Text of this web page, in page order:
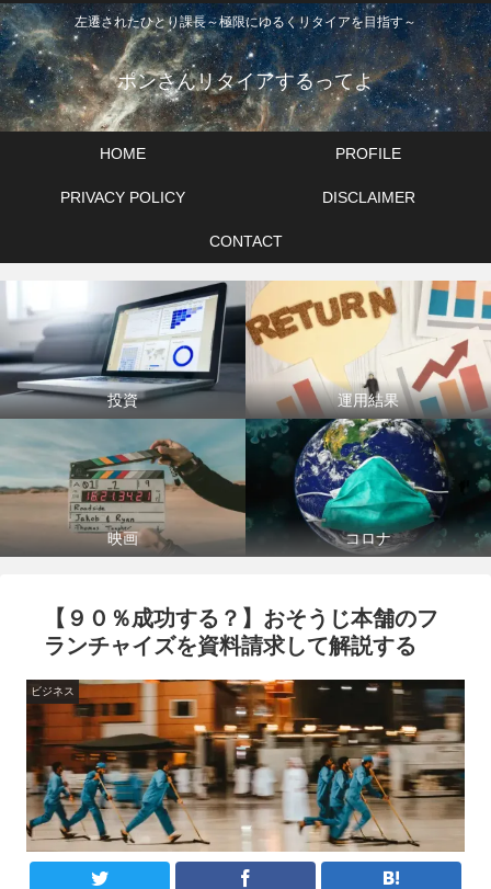
左遷されたひとり課長～極限にゆるくリタイアを目指す～
ポンさんリタイアするってよ
HOME PROFILE
PRIVACY POLICY DISCLAIMER
CONTACT
投資 運用結果
映画 コロナ
【９０％成功する？】おそうじ本舗のフ
ランチャイズを資料請求して解説する
ビジネス